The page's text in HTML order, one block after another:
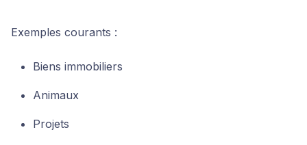
Exemples courants :
Biens immobiliers
Animaux
Projets